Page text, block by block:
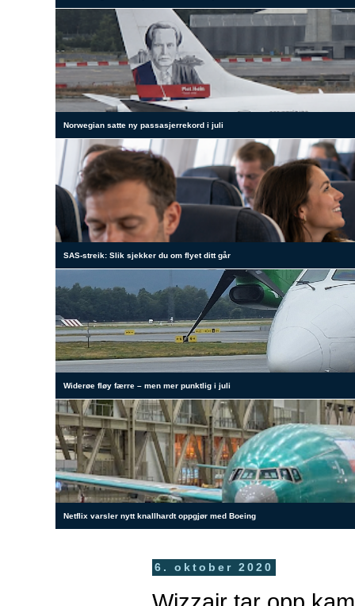
Norwegian satte ny passasjerrekord i juli
SAS-streik: Slik sjekker du om flyet ditt går
Widerøe fløy færre – men mer punktlig i juli
Netflix varsler nytt knallhardt oppgjør med Boeing
6. oktober 2020